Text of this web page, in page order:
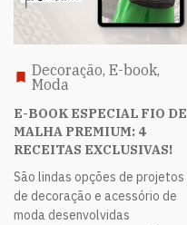
Decoração, E-book,
Moda
E-BOOK ESPECIAL FIO DE
MALHA PREMIUM: 4
RECEITAS EXCLUSIVAS!
São lindas opções de projetos
de decoração e acessório de
moda desenvolvidas